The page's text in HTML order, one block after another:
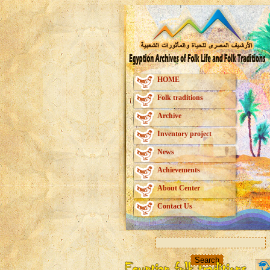
HOME
Folk traditions
Archive
Inventory project
News
Achievements
About Center
Contact Us